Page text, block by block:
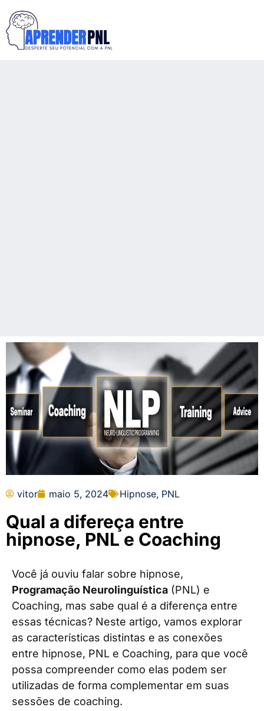
vitor maio 5, 2024 Hipnose, PNL
Qual a difereça entre
hipnose, PNL e Coaching
Você já ouviu falar sobre hipnose,
Programação Neurolinguística (PNL) e
Coaching, mas sabe qual é a diferença entre
essas técnicas? Neste artigo, vamos explorar
as características distintas e as conexões
entre hipnose, PNL e Coaching, para que você
possa compreender como elas podem ser
utilizadas de forma complementar em suas
sessões de coaching.